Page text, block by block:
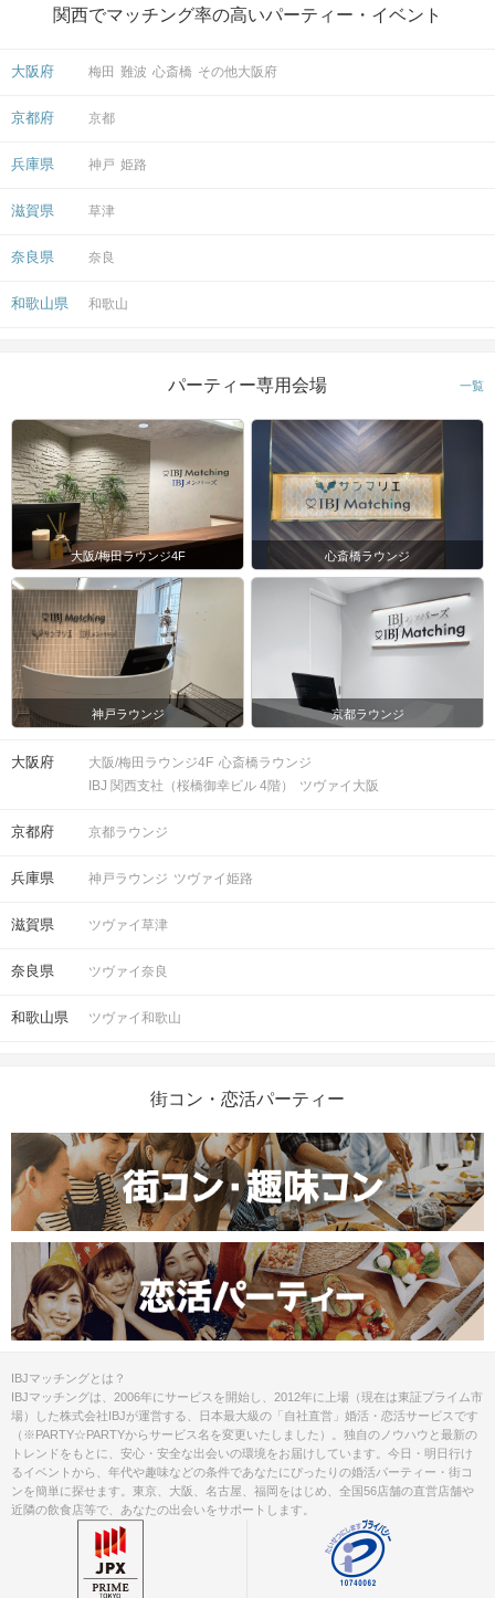
関西でマッチング率の高いパーティー・イベント
大阪府 梅田 難波 心斎橋 その他大阪府
京都府 京都
兵庫県 神戸 姫路
滋賀県 草津
奈良県 奈良
和歌山県 和歌山
パーティー専用会場 一覧
大阪/梅田ラウンジ4F 心斎橋ラウンジ
神戸ラウンジ 京都ラウンジ
大阪府 大阪/梅田ラウンジ4F 心斎橋ラウンジ
IBJ 関西支社（桜橋御幸ビル 4階）
ツヴァイ大阪
京都府 京都ラウンジ
兵庫県 神戸ラウンジ ツヴァイ姫路
滋賀県 ツヴァイ草津
奈良県 ツヴァイ奈良
和歌山県 ツヴァイ和歌山
街コン・恋活パーティー
IBJマッチングとは？
IBJマッチングは、2006年にサービスを開始し、2012年に上場（現在は東証プライム市
場）した株式会社IBJが運営する、日本最大級の「自社直営」婚活・恋活サービスです
（※PARTY☆PARTYからサービス名を変更いたしました）。独自のノウハウと最新の
トレンドをもとに、安心・安全な出会いの環境をお届けしています。今日・明日行け
るイベントから、年代や趣味などの条件であなたにぴったりの婚活パーティー・街コ
ンを簡単に探せます。東京、大阪、名古屋、福岡をはじめ、全国56店舗の直営店舗や
近隣の飲食店等で、あなたの出会いをサポートします。